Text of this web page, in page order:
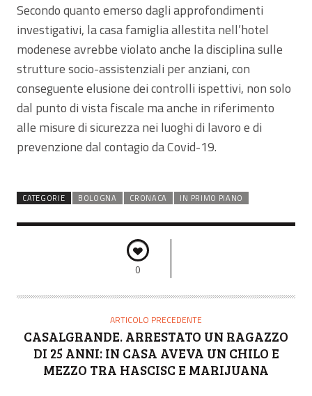
Secondo quanto emerso dagli approfondimenti
investigativi, la casa famiglia allestita nell’hotel
modenese avrebbe violato anche la disciplina sulle
strutture socio-assistenziali per anziani, con
conseguente elusione dei controlli ispettivi, non solo
dal punto di vista fiscale ma anche in riferimento
alle misure di sicurezza nei luoghi di lavoro e di
prevenzione dal contagio da Covid-19.
CATEGORIE BOLOGNA CRONACA IN PRIMO PIANO
0
ARTICOLO PRECEDENTE
CASALGRANDE. ARRESTATO UN RAGAZZO
DI 25 ANNI: IN CASA AVEVA UN CHILO E
MEZZO TRA HASCISC E MARIJUANA